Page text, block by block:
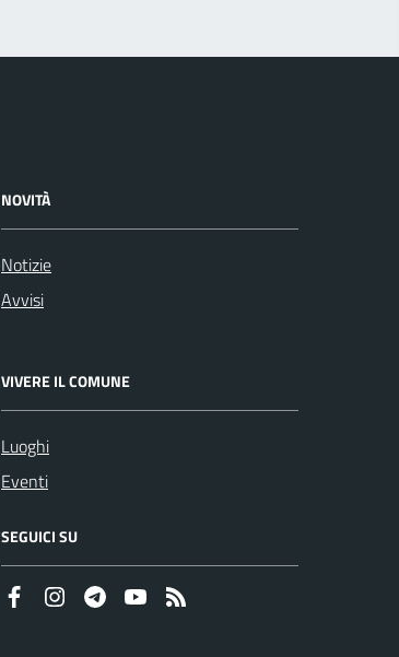
NOVITÀ
Notizie
Avvisi
VIVERE IL COMUNE
Luoghi
Eventi
SEGUICI SU